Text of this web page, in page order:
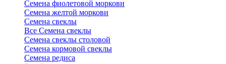
Семена фиолетовой моркови
Семена желтой моркови
Семена свеклы
Все Семена свеклы
Семена свеклы столовой
Семена кормовой свеклы
Семена редиса